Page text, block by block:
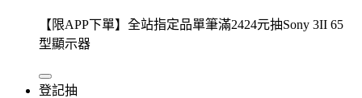
【限APP下單】全站指定品單筆滿2424元抽Sony 3II 65
型顯示器
登記抽